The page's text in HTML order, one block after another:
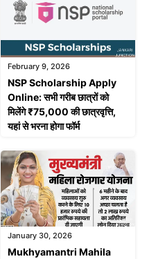
February 9, 2026
NSP Scholarship Apply
Online: सभी गरीब छात्रों को
मिलेंगे ₹75,000 की छात्रवृत्ति,
यहां से भरना होगा फॉर्म
January 30, 2026
Mukhyamantri Mahila